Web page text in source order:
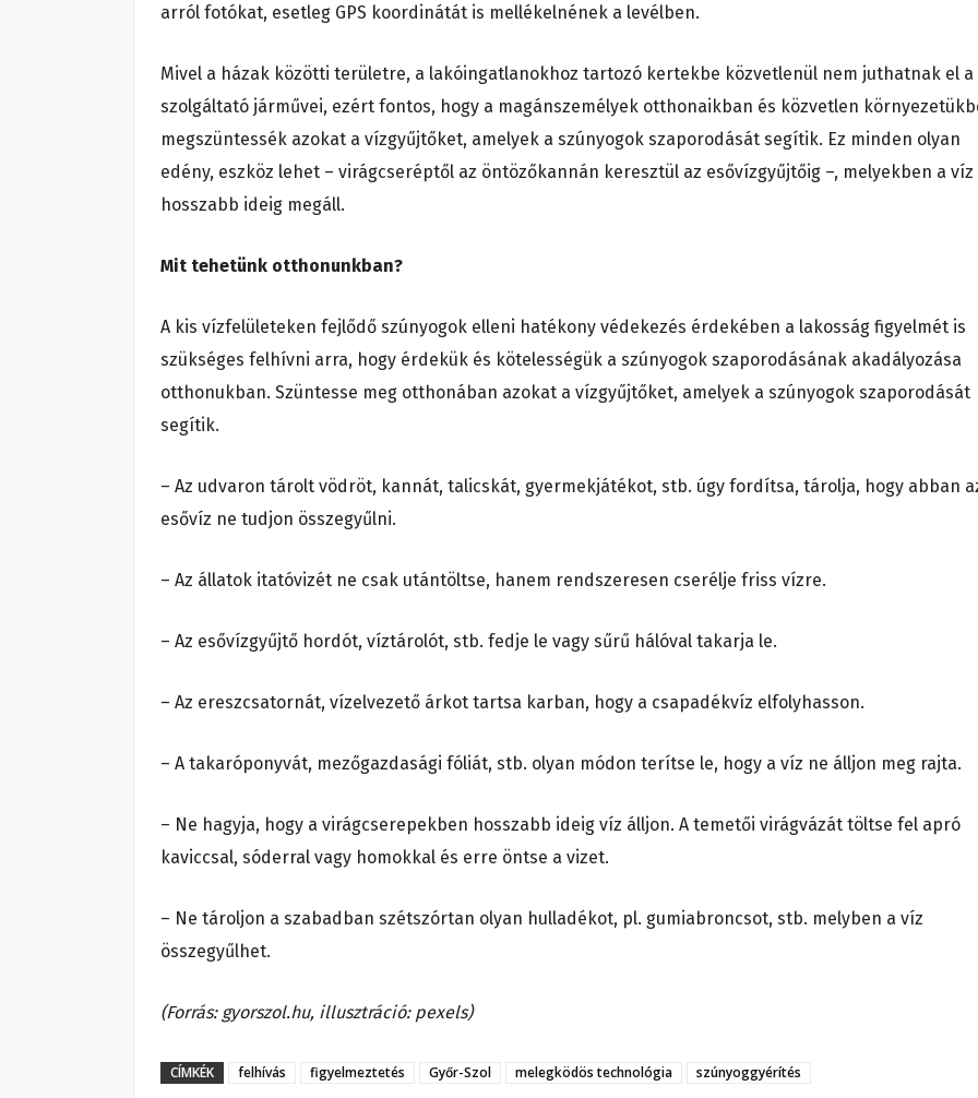
arról fotókat, esetleg GPS koordinátát is mellékelnének a levélben.
Mivel a házak közötti területre, a lakóingatlanokhoz tartozó kertekbe közvetlenül nem juthatnak el a
szolgáltató járművei, ezért fontos, hogy a magánszemélyek otthonaikban és közvetlen
megszüntessék azokat a vízgyűjtőket, amelyek a szúnyogok szaporodását segítik. Ez minden olyan
edény, eszköz lehet – virágcseréptől az öntözőkannán keresztül az esővízgyűjtőig –, melyekben a víz
hosszabb ideig megáll.
Mit tehetünk otthonunkban?
A kis vízfelületeken fejlődő szúnyogok elleni hatékony védekezés érdekében a lakosság figyelmét is
szükséges felhívni arra, hogy érdekük és kötelességük a szúnyogok szaporodásának akadályozása
otthonukban. Szüntesse meg otthonában azokat a vízgyűjtőket, amelyek a szúnyogok szaporodását
segítik.
– Az udvaron tárolt vödröt, kannát, talicskát, gyermekjátékot, stb. úgy fordítsa, tárolja, hogy abban
esővíz ne tudjon összegyűlni.
– Az állatok itatóvizét ne csak utántöltse, hanem rendszeresen cserélje friss vízre.
– Az esővízgyűjtő hordót, víztárolót, stb. fedje le vagy sűrű hálóval takarja le.
– Az ereszcsatornát, vízelvezető árkot tartsa karban, hogy a csapadékvíz elfolyhasson.
– A takaróponyvát, mezőgazdasági fóliát, stb. olyan módon terítse le, hogy a víz ne álljon meg rajta.
– Ne hagyja, hogy a virágcserepekben hosszabb ideig víz álljon. A temetői virágvázát töltse fel apró
kaviccsal, sóderral vagy homokkal és erre öntse a vizet.
– Ne tároljon a szabadban szétszórtan olyan hulladékot, pl. gumiabroncsot, stb. melyben a víz
összegyűlhet.
(Forrás: gyorszol.hu, illusztráció: pexels)
CÍMKÉK felhívás figyelmeztetés Győr-Szol melegködös technológia szúnyoggyérítés